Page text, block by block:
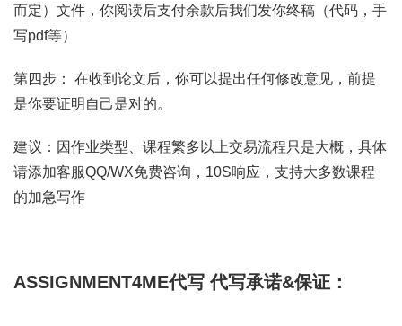
而定）文件，你阅读后支付余款后我们发你终稿（代码，手
写pdf等）
第四步： 在收到论文后，你可以提出任何修改意见，前提
是你要证明自己是对的。
建议：因作业类型、课程繁多以上交易流程只是大概，具体
请添加客服QQ/WX免费咨询，10S响应，支持大多数课程
的加急写作
ASSIGNMENT4ME代写代写承诺&保证：